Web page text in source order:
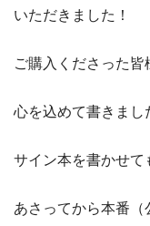
いただきました！
ご購入くださった皆
心を込めて書きまし
サイン本を書かせて
あさってから本番